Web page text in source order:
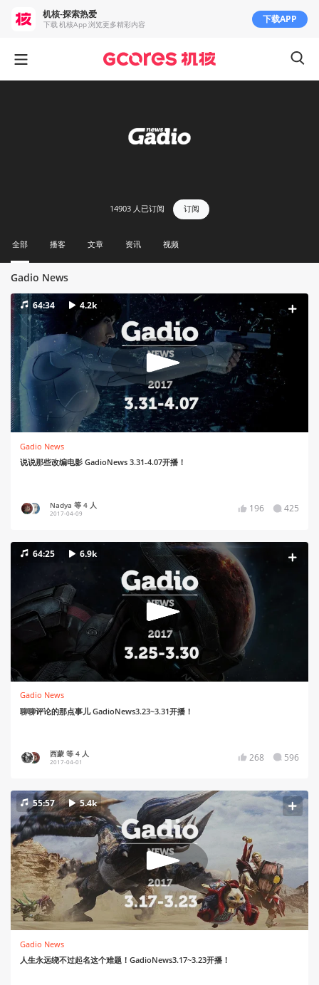
14903 人已订阅 订阅
全部 播客 文章 资讯 视频
Gadio News
64:34 4.2k
Gadio News
说说那些改编电影 GadioNews 3.31-4.07开播！
Nadya 等 4 人
2017-04-09 196 425
64:25 6.9k
Gadio News
聊聊评论的那点事儿 GadioNews3.23~3.31开播！
西蒙 等 4 人
2017-04-01 268 596
55:57 5.4k
Gadio News
人生永远绕不过起名这个难题！GadioNews3.17~3.23开播！
机核-探索热爱
下载 机核App 浏览更多精彩内容 下载APP